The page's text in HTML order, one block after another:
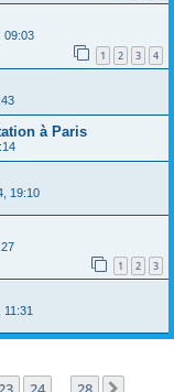
09:03
1 2 3 4
à Paris
19:10
1 2 3
11:31